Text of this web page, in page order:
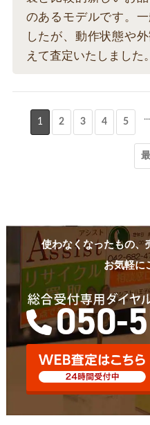
のあるモデルです。
したが、動作状態や
えて査定いたしました。
1 2 3 4 5 ...
使わなくなったもの、
お気軽に